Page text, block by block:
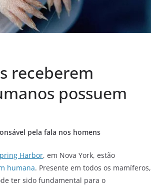
receberem
possuem
pela fala nos homens
Harbor, em Nova York, estão
humana. Presente em todos os mamíferos,
ter sido fundamental para o